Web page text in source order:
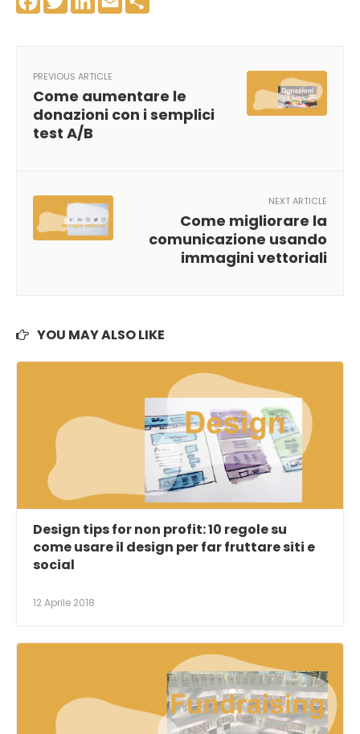
PREVIOUS ARTICLE
Come aumentare le
donazioni con i semplici
test A/B
NEXT ARTICLE
Come migliorare la
comunicazione usando
immagini vettoriali
YOU MAY ALSO LIKE
Design tips for non profit: 10 regole su
come usare il design per far fruttare siti e
social
12 Aprile 2018